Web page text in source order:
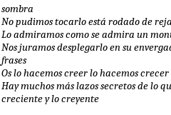
sombra
No pudimos tocarlo está rodado de
Lo admiramos como se admira un
Nos juramos desplegarlo en su
frases
Os lo hacemos creer lo hacemos crecer
Hay muchos más lazos secretos de lo
creciente y lo creyente